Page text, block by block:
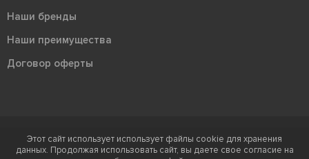
Наши бренды
Наши преимущества
Договор оферты
Терра - территория керамики 2026
Ⓒ Правообладателем товарного знака "Терра" является ООО "Атлас-
Этот сайт использует использует файлы cookie для хранения
данных. Продолжая использовать сайт, вы даете свое согласие на